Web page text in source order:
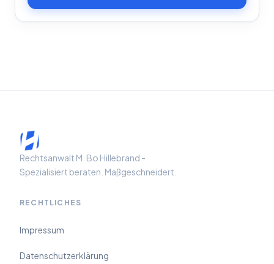
Rechtsanwalt M. Bo Hillebrand -
Spezialisiert beraten. Maßgeschneidert.
RECHTLICHES
Impressum
Datenschutzerklärung